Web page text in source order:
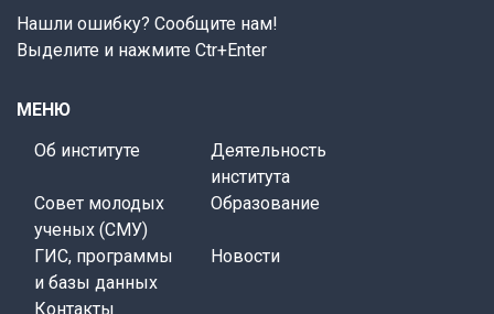
Нашли ошибку? Сообщите нам!
Выделите и нажмите Ctr+Enter
МЕНЮ
Об институте
Деятельность
института
Совет молодых
ученых (СМУ)
Образование
ГИС, программы
и базы данных
Новости
Контакты